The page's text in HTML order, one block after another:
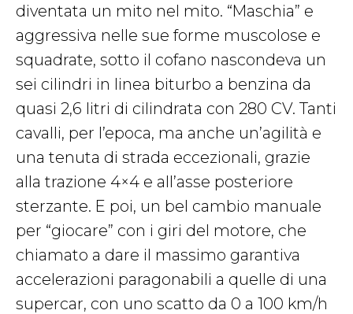
diventata un mito nel mito. “Maschia” e
aggressiva nelle sue forme muscolose e
squadrate, sotto il cofano nascondeva un
sei cilindri in linea biturbo a benzina da
quasi 2,6 litri di cilindrata con 280 CV. Tanti
cavalli, per l’epoca, ma anche un’agilità e
una tenuta di strada eccezionali, grazie
alla trazione 4×4 e all’asse posteriore
sterzante. E poi, un bel cambio manuale
per “giocare” con i giri del motore, che
chiamato a dare il massimo garantiva
accelerazioni paragonabili a quelle di una
supercar, con uno scatto da 0 a 100 km/h